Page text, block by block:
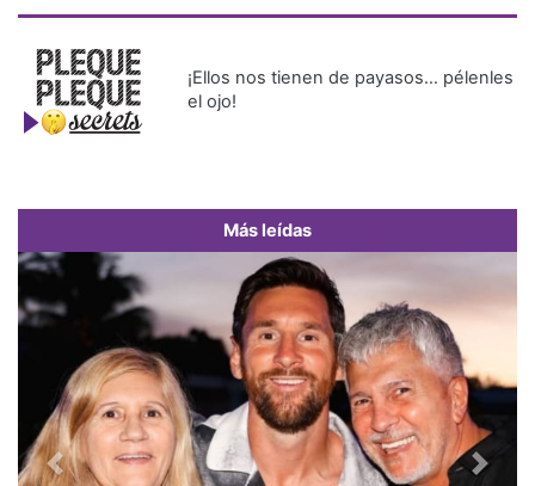
¡Ellos nos tienen de payasos… pélenles
el ojo!
Más leídas
Previous Next